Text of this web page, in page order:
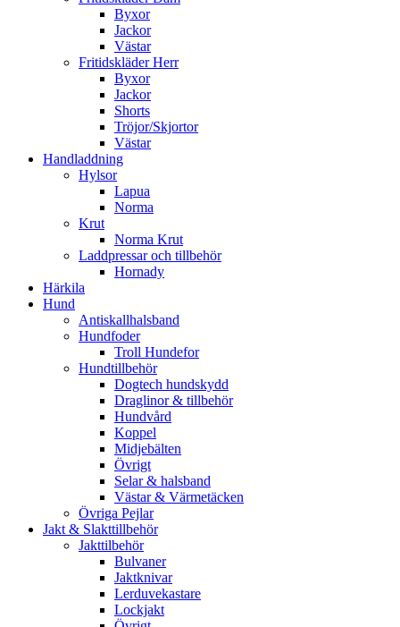
Byxor
Jackor
Västar
Fritidskläder Herr
Byxor
Jackor
Shorts
Tröjor/Skjortor
Västar
Handladdning
Hylsor
Lapua
Norma
Krut
Norma Krut
Laddpressar och tillbehör
Hornady
Härkila
Hund
Antiskallhalsband
Hundfoder
Troll Hundefor
Hundtillbehör
Dogtech hundskydd
Draglinor & tillbehör
Hundvård
Koppel
Midjebälten
Övrigt
Selar & halsband
Västar & Värmetäcken
Övriga Pejlar
Jakt & Slakttillbehör
Jakttilbehör
Bulvaner
Jaktknivar
Lerduvekastare
Lockjakt